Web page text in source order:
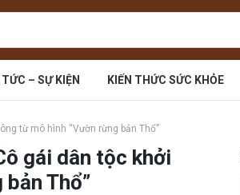
– SỰ KIỆN KIẾN THỨC SỨC KHỎE
từ mô hình “Vườn rừng bản Thổ”
gái dân tộc khởi
Thổ”